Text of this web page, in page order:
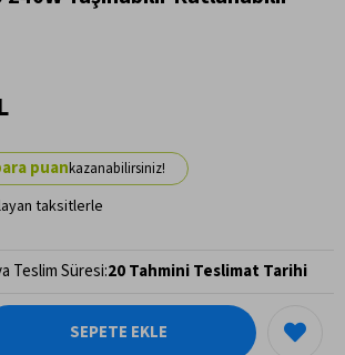
taksitlerle
Teslim Süresi:20 Tahmini Teslimat Tarihi